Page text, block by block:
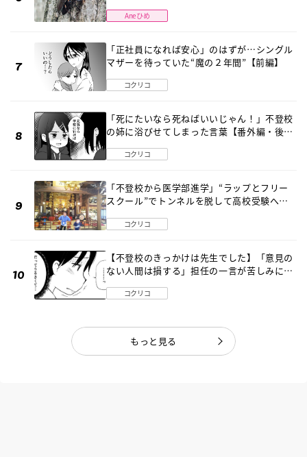
Aneひめ
「正社員になれば安心」のはずが…シングル
マザーを待っていた“魔の２年間”【前編】
コクリコ
「死にたいなら死ねばいいじゃん！」不登校
の姉に浴びせてしまった言葉【番外編・後
コクリコ
「不登校から医学部進学」“ラップとフリー
スクール”でトンネルを脱して高校受験へ
コクリコ
【不登校のきっかけは先生でした】「意見の
ない人間は損する」担任の一言が苦しみに…
コクリコ
もっと見る